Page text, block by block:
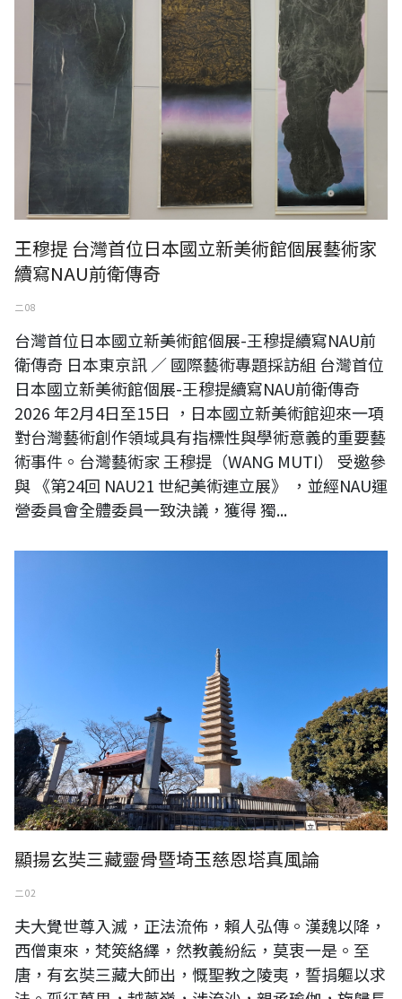
王穆提 台灣首位日本國立新美術館個展藝術家
續寫NAU前衛傳奇
二 08
台灣首位日本國立新美術館個展-王穆提續寫NAU前
衛傳奇 日本東京訊 ／ 國際藝術專題採訪組 台灣首位
日本國立新美術館個展-王穆提續寫NAU前衛傳奇
2026 年2月4日至15日 ，日本國立新美術館迎來一項
對台灣藝術創作領域具有指標性與學術意義的重要藝
術事件。台灣藝術家 王穆提（WANG MUTI） 受邀參
與 《第24回 NAU21 世紀美術連立展》 ，並經NAU運
營委員會全體委員一致決議，獲得 獨...
顯揚玄奘三藏靈骨暨埼玉慈恩塔真風論
二 02
夫大覺世尊入滅，正法流佈，賴人弘傳。漢魏以降，
西僧東來，梵筴絡繹，然教義紛紜，莫衷一是。至
唐，有玄奘三藏大師出，慨聖教之陵夷，誓捐軀以求